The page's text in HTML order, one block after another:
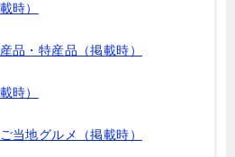
時）
品・特産品（掲載時）
時）
当地グルメ（掲載時）